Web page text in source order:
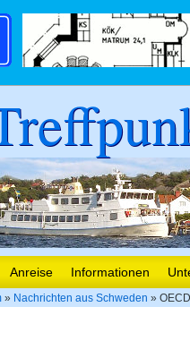
Anreise Informationen
» Nachrichten aus Schweden »